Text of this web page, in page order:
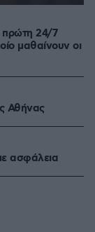
πρώτη 24/7
μαθαίνουν οι
Αθήνας
ασφάλεια